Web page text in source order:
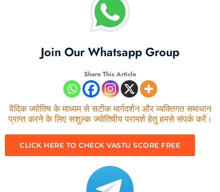
Join Our Whatsapp Group
Share This Article
वैदिक ज्योतिष के माध्यम से सटीक मार्गदर्शन और व्यक्तिगत समाधान
प्राप्त करने के लिए सशुल्क ज्योतिषीय परामर्श हेतु हमसे संपर्क करें।
CLICK HERE TO CHECK VASTU SCORE FREE